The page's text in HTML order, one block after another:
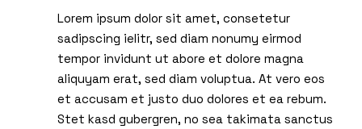
Lorem ipsum dolor sit amet, consetetur
sadipscing ielitr, sed diam nonumy eirmod
tempor invidunt ut abore et dolore magna
aliquyam erat, sed diam voluptua. At vero eos
et accusam et justo duo dolores et ea rebum.
Stet kasd gubergren, no sea takimata sanctus